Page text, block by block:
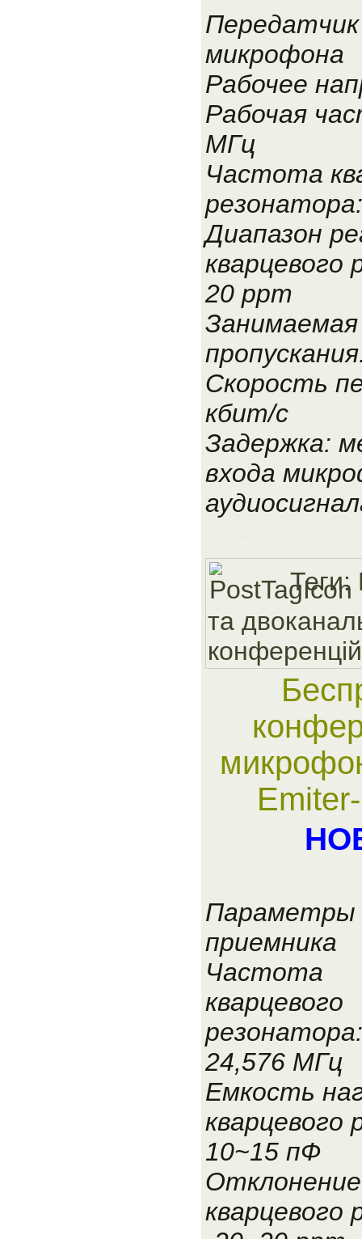
микрофона
Рабочее
Рабочая
МГц
Частота
Диапазон
кварцевого
20 ppm
Занимаемая
Скорость
кбит/с
Задержка:
входа
Теги:
та
Параметры
приемника
Частота
кварцевого
резонатора:
24,576 МГц
Емкость
кварцевого
10~15 пФ
кварцевого